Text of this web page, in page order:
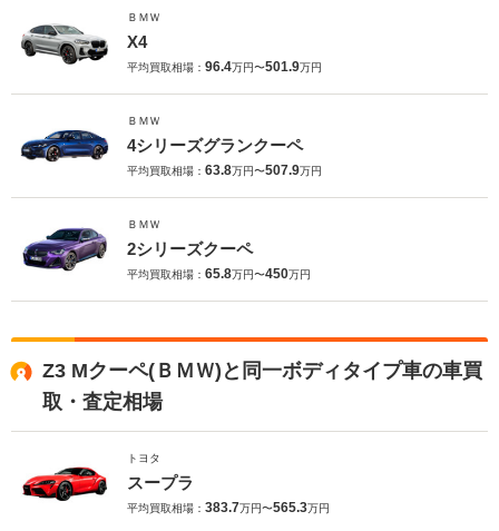
ＢＭＷ
X4
平均買取相場： 96.4万円〜501.9万円
ＢＭＷ
4シリーズグランクーペ
平均買取相場： 63.8万円〜507.9万円
ＢＭＷ
2シリーズクーペ
平均買取相場： 65.8万円〜450万円
Z3 Mクーペ(ＢＭＷ)と同一ボディタイプ車の車買
取・査定相場
トヨタ
スープラ
平均買取相場： 383.7万円〜565.3万円